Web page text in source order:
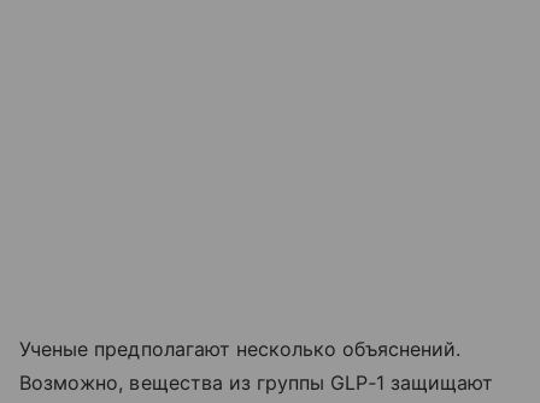
Ученые предполагают несколько объяснений.
Возможно, вещества из группы GLP‑1 защищают